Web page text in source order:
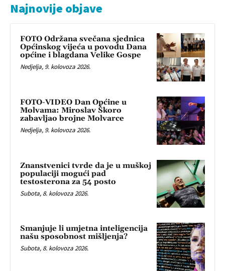
Najnovije objave
FOTO Održana svečana sjednica
Općinskog vijeća u povodu Dana
općine i blagdana Velike Gospe
Nedjelja, 9. kolovoza 2026.
FOTO-VIDEO Dan Općine u
Molvama: Miroslav Škoro
zabavljao brojne Molvarce
Nedjelja, 9. kolovoza 2026.
Znanstvenici tvrde da je u muškoj
populaciji mogući pad
testosterona za 54 posto
Subota, 8. kolovoza 2026.
Smanjuje li umjetna inteligencija
našu sposobnost mišljenja?
Subota, 8. kolovoza 2026.